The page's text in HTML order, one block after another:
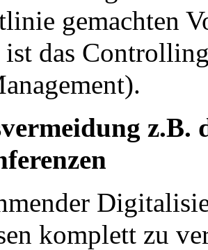
gemachten
das
z.B.
komplett zu